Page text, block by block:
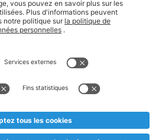
et mentions légales
temporairement et jusqu'à
bien étudié, nous serions
de stock. Prix Recupel et TVA incl.
la forme masculine a été adoptée